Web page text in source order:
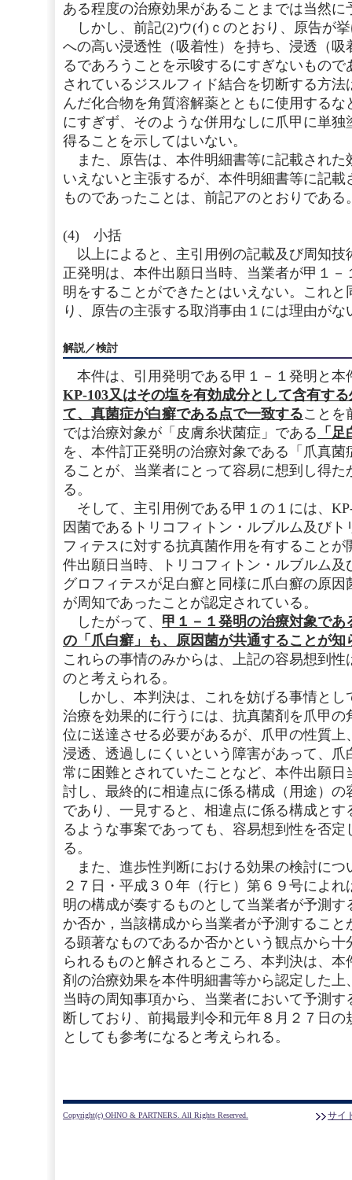
ある程度の治療効果があることまでは当然
しかし、前記(2)ウ(ｲ)ｃのとおり、原告が
への高い浸透性（吸着性）を持ち、浸透（
るであろうことを示唆するにすぎないもの
されているジスルフィド結合を切断する方
んだ化合物を角質溶解薬とともに使用する
にすぎず、そのような併用なしに爪甲に単
得ることを示してはいない。
また、原告は、本件明細書等に記載された
いえないと主張するが、本件明細書等に記
ものであったことは、前記アのとおりである
(4) 小括
以上によると、主引用例の記載及び周知技
正発明は、本件出願日当時、当業者が甲１
明をすることができたとはいえない。これ
り、原告の主張する取消事由１には理由がな
解説／検討
本件は、引用発明である甲１－１発明と本
KP-103又はその塩を有効成分として含有す
て、真菌症が白癬である点で一致することを
では治療対象が「皮膚糸状菌症」である 「
を、本件訂正発明の治療対象である「爪真菌
ることが、当業者にとって容易に想到し得
る。
そして、主引用例である甲１の１には、
因菌であるトリコフィトン・ルブルム及び
フィテスに対する抗真菌作用を有すること
件出願日当時、トリコフィトン・ルブルム
グロフィテスが足白癬と同様に爪白癬の原
が周知であったことが認定されている。
したがって、 甲１－１発明の治療対象で
の「爪白癬」も、原因菌が共通することが知
これらの事情のみからは、上記の容易想到
のと考えられる。
しかし、本判決は、これを妨げる事情とし
治療を効果的に行うには、抗真菌剤を爪甲
位に送達させる必要があるが、爪甲の性質
浸透、透過しにくいという障害があって、
常に困難とされていたことなど、本件出願
討し、最終的に相違点に係る構成（用途）
であり、一見すると、相違点に係る構成と
るような事案であっても、容易想到性を否
る。
また、進歩性判断における効果の検討につ
２７日・平成３０年（行ヒ）第６９号によ
明の構成が奏するものとして当業者が予測
か否か，当該構成から当業者が予測するこ
る顕著なものであるか否かという観点から
られるものと解されるところ、本判決は、本
剤の治療効果を本件明細書等から認定した
当時の周知事項から、当業者において予測
断しており、前掲最判令和元年８月２７日
としても参考になると考えられる。
Copyright(c) OHNO & PARTNERS. All Rights Reserved. サイ